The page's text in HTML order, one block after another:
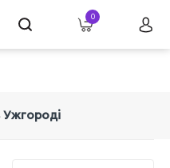
0
Ужгороді